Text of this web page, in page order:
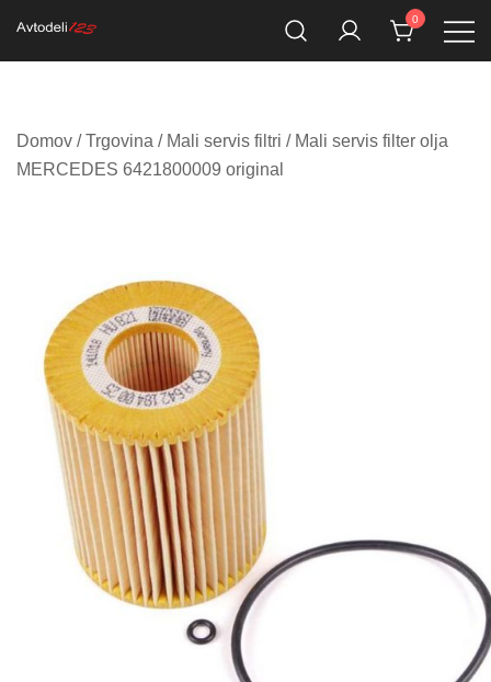
Avtodeli123.si
Prodaja rezervnih avtodelov
0
Domov /Trgovina / Mali servis filtri / Mali servis filter olja
MERCEDES 6421800009 original